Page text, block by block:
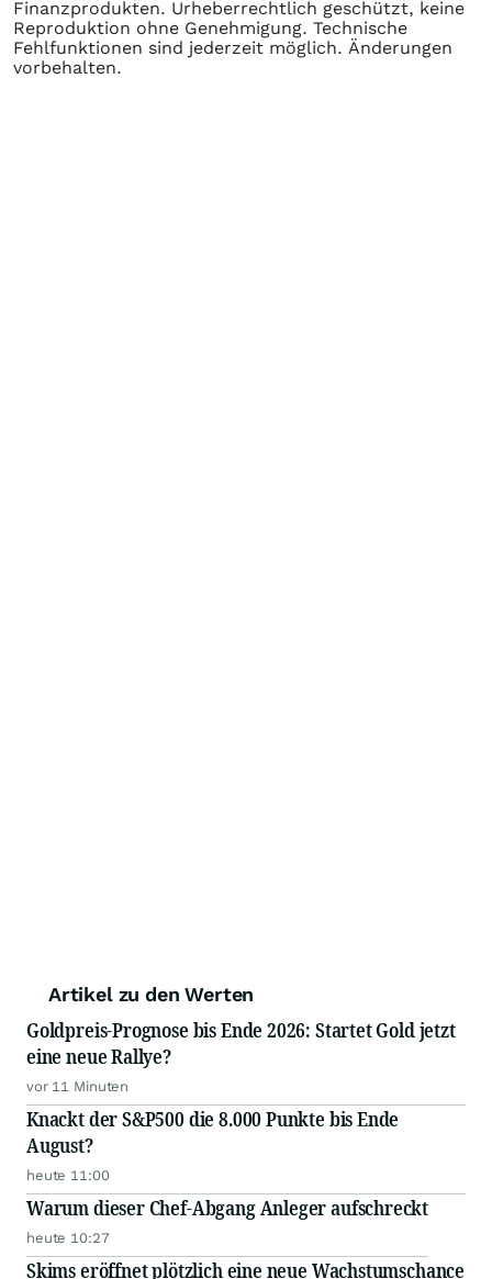
Finanzprodukten. Urheberrechtlich geschützt, keine
Reproduktion ohne Genehmigung. Technische
Fehlfunktionen sind jederzeit möglich. Änderungen
vorbehalten.
Artikel zu den Werten
Goldpreis-Prognose bis Ende 2026: Startet Gold jetzt
eine neue Rallye?
vor 11 Minuten
Knackt der S&P500 die 8.000 Punkte bis Ende
August?
heute 11:00
Warum dieser Chef-Abgang Anleger aufschreckt
heute 10:27
Skims eröffnet plötzlich eine neue Wachstumschance